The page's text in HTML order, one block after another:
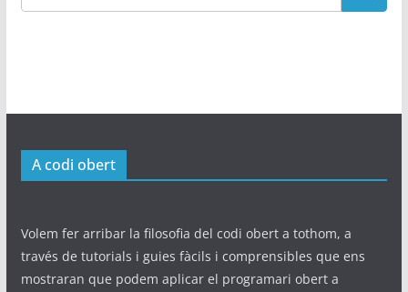
A codi obert
Volem fer arribar la filosofia del codi obert a tothom, a
través de tutorials i guies fàcils i comprensibles que ens
mostraran que podem aplicar el programari obert a